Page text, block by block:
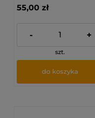
55,00 zł
- +
szt.
do koszyka